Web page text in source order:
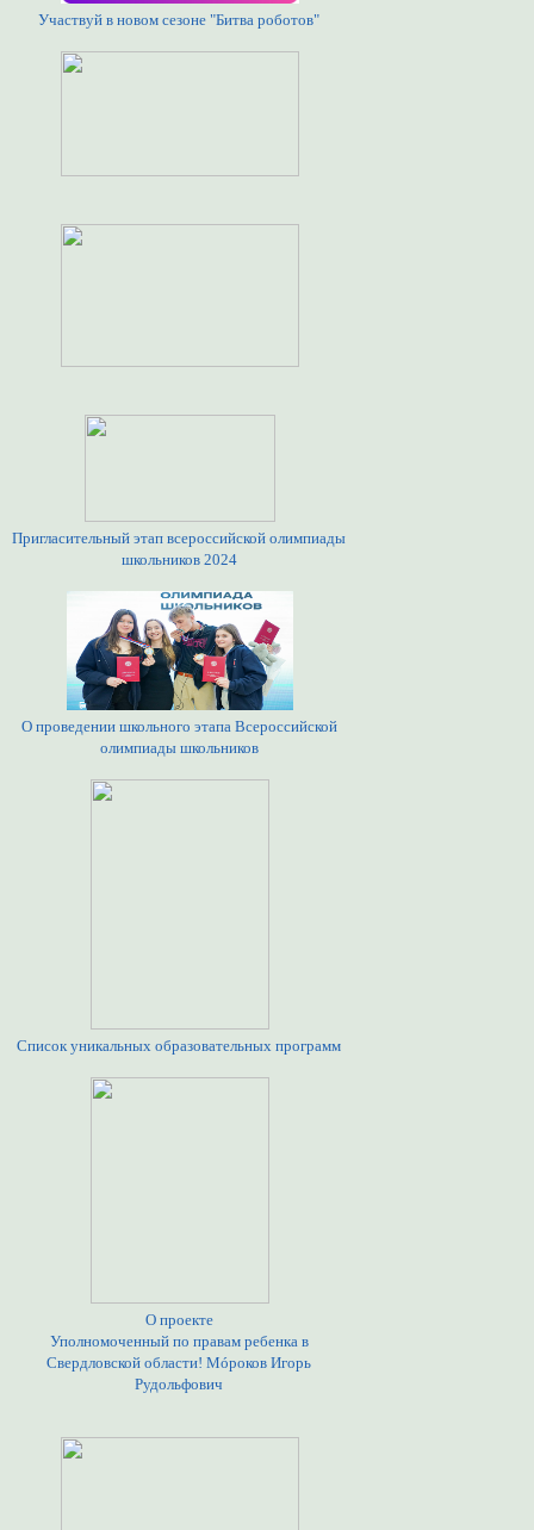
Участвуй в новом сезоне "Битва роботов"
Пригласительный этап всероссийской олимпиады
школьников 2024
О проведении школьного этапа Всероссийской
олимпиады школьников
Список уникальных образовательных программ
О проекте
Уполномоченный по правам ребенка в
Свердловской области! Мóроков Игорь
Рудольфович